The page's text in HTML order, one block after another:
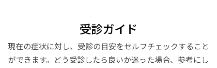
受診ガイド
現在の症状に対し、受診の目安をセルフチェックすること
ができます。どう受診したら良いか迷った場合、参考にし